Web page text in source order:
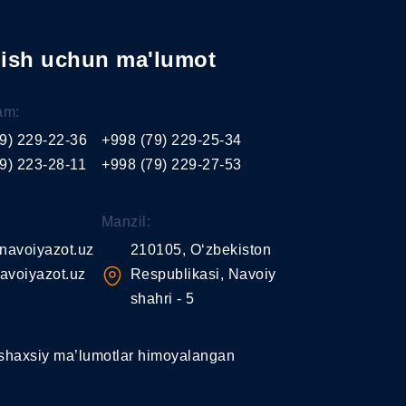
uchun ma'lumot
229-22-36
223-28-11
+998 (79) 229-25-34
+998 (79) 229-27-53
Manzil:
210105, O‘zbekiston
Respublikasi, Navoiy
shahri - 5
ma’lumotlar himoyalangan